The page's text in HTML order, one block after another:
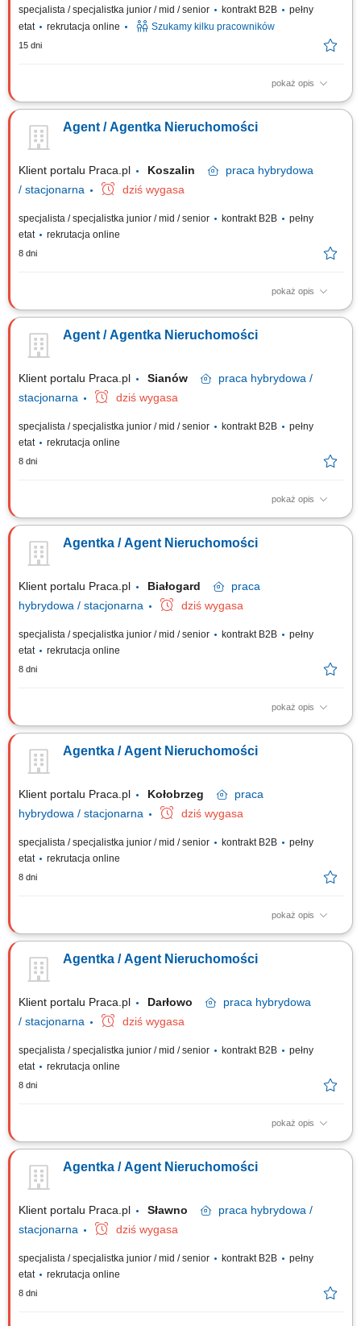
specjalista / specjalistka junior / mid / senior kontrakt B2B
pełny
etat
rekrutacja online Szukamy kilku pracowników
15 dni
pokaż opis
Co otrzymasz jako agent nieruchomości REMAX? wiedzę, która da Ci
wyłączność europejskie certyfikowane szkolenia podstawowe, dzięki
którym będziesz profesjonalnym, skutecznym agentem nieruchomości
Agent / Agentka Nieruchomości
Klient portalu Praca.pl Koszalin praca hybrydowa
/ stacjonarna
dziś wygasa
specjalista / specjalistka junior / mid / senior kontrakt B2B
pełny
etat
rekrutacja online
8 dni
pokaż opis
Samodzielne prowadzenie sprzedaży i wynajmu nieruchomości.
klientów. Kompleksowa obsługa transakcji – od pierwszego kontaktu do
finalizacji umowy. Budowanie własnej marki osobistej na lokalnym rynku.
Agent / Agentka Nieruchomości
Klient portalu Praca.pl Sianów praca hybrydowa /
stacjonarna
dziś wygasa
specjalista / specjalistka junior / mid / senior kontrakt B2B
pełny
etat
rekrutacja online
8 dni
pokaż opis
Samodzielne prowadzenie sprzedaży i wynajmu nieruchomości.
klientów. Kompleksowa obsługa transakcji – od pierwszego kontaktu do
finalizacji umowy. Budowanie własnej marki osobistej na lokalnym rynku.
Agentka / Agent Nieruchomości
Klient portalu Praca.pl Białogard
praca
hybrydowa / stacjonarna
dziś wygasa
specjalista / specjalistka junior / mid / senior kontrakt B2B
pełny
etat
rekrutacja online
8 dni
pokaż opis
Gotowość do prowadzenia działalności gospodarczej. Samodzielność i
odpowiedzialność. Nastawienie na realizację celów i rozwój zawodowy.
Systematyczność i zaangażowanie. Mile widziane doświadczenie w
Agentka / Agent Nieruchomości
Klient portalu Praca.pl Kołobrzeg
praca
hybrydowa / stacjonarna
dziś wygasa
specjalista / specjalistka junior / mid / senior kontrakt B2B
pełny
etat
rekrutacja online
8 dni
pokaż opis
Gotowość do prowadzenia działalności gospodarczej. Samodzielność i
odpowiedzialność. Nastawienie na realizację celów i rozwój zawodowy.
Systematyczność i zaangażowanie. Mile widziane doświadczenie w
Agentka / Agent Nieruchomości
Klient portalu Praca.pl Darłowo praca hybrydowa
/ stacjonarna
dziś wygasa
specjalista / specjalistka junior / mid / senior kontrakt B2B
pełny
etat
rekrutacja online
8 dni
pokaż opis
Gotowość do prowadzenia działalności gospodarczej. Samodzielność i
odpowiedzialność. Nastawienie na realizację celów i rozwój zawodowy.
Systematyczność i zaangażowanie. Mile widziane doświadczenie w
Agentka / Agent Nieruchomości
Klient portalu Praca.pl Sławno praca hybrydowa /
stacjonarna
dziś wygasa
specjalista / specjalistka junior / mid / senior kontrakt B2B
pełny
etat
rekrutacja online
8 dni